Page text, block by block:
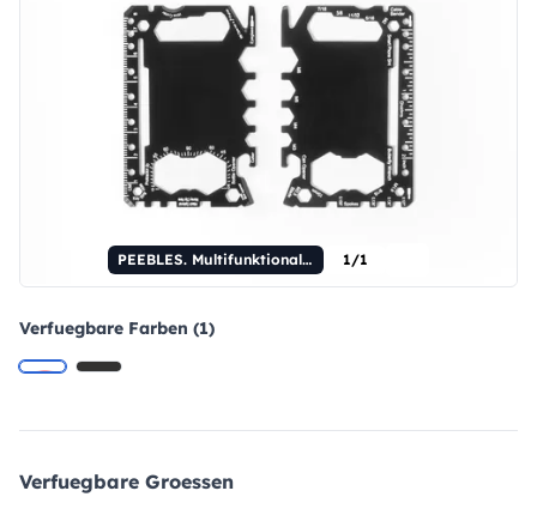
PEEBLES. Multifunktionales Papier aus Edelstahl mit 20 Funktionen 1/1
Verfuegbare Farben (1)
Verfuegbare Groessen